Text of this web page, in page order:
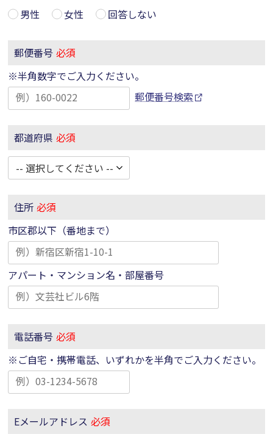
男性
女性 回答しない
郵便番号 必須
※半角数字でご入力ください。
郵便番号検索
都道府県 必須
住所 必須
市区郡以下（番地まで）
アパート・マンション名・部屋番号
電話番号 必須
※ご自宅・携帯電話、いずれかを半角でご入力ください。
Eメールアドレス 必須